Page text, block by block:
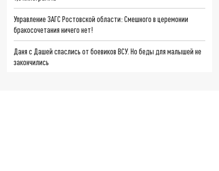
Управление ЗАГС Ростовской области: Смешного в церемонии
бракосочетания ничего нет!
Даня с Дашей спаслись от боевиков ВСУ. Но беды для малышей не
закончились